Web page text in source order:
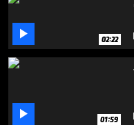
 02:22
 01:59